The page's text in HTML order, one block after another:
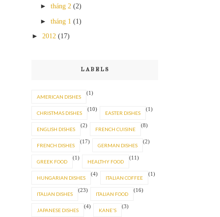
► tháng 2 (2)
► tháng 1 (1)
► 2012 (17)
LABELS
AMERICAN DISHES
(1)
CHRISTMAS DISHES
(10)
EASTER DISHES
(1)
ENGLISH DISHES
(2)
FRENCH CUISINE
(8)
FRENCH DISHES
(17)
GERMAN DISHES
(2)
GREEK FOOD
(1)
HEALTHY FOOD
(11)
HUNGARIAN DISHES
(4)
ITALIAN COFFEE
(1)
ITALIAN DISHES
(23)
ITALIAN FOOD
(16)
JAPANESE DISHES
(4)
KANE'S
(3)